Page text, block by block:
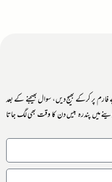
پر کرکے بھیج دیں، سوال بھیجنے کے بعد
میں پندرہ بیس دن کا وقت بھی لگ جاتا